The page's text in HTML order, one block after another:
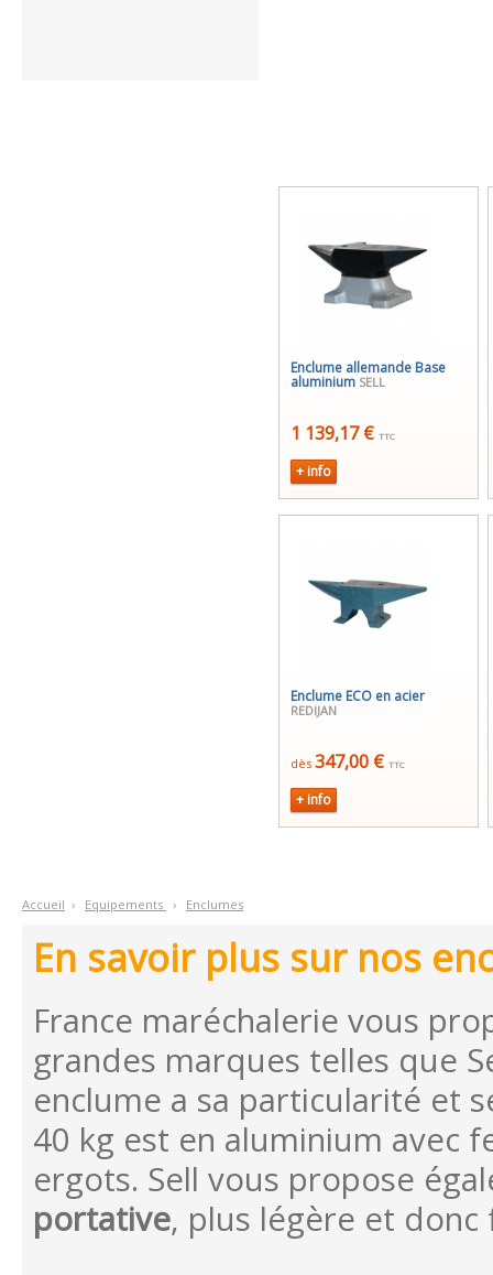
Enclume allemande Base
aluminium SELL
1 139,17 € TTC
+ info
Enclume ECO en acier
REDIJAN
dès 347,00 € TTC
+ info
Accueil › Equipements › Enclumes
En savoir plus sur nos
France maréchalerie vous
grandes marques telles que
enclume a sa particularité et
40 kg est en aluminium avec
ergots. Sell vous propose
portative, plus légère et